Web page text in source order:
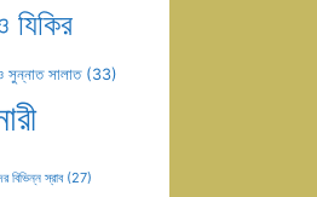
যিকির
সালাত(33)
বিভিন্ন স্রাব(27)